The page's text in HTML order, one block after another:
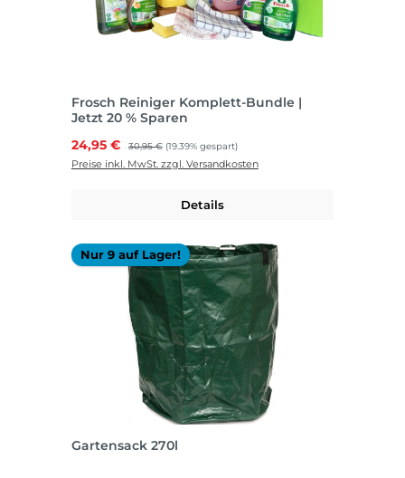
Frosch Reiniger Komplett-Bundle |
Jetzt 20 % Sparen
Verkaufspreis:
24,95 € Regulärer Preis:
30,95 € (19.39% gespart)
Preise inkl. MwSt. zzgl. Versandkosten
Details
Nur 9 auf Lager!
Gartensack 270l